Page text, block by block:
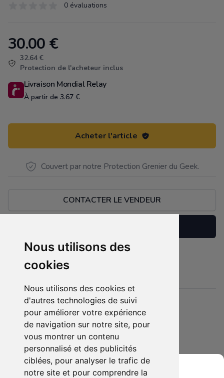
Nous utilisons des
cookies
Nous utilisons des cookies et
d'autres technologies de suivi
pour améliorer votre expérience
de navigation sur notre site, pour
vous montrer un contenu
personnalisé et des publicités
ciblées, pour analyser le trafic de
notre site et pour comprendre la
0 évaluations
Product information
30.00 €
32.64 €
Protection de l'acheteur inclus
Livraison Mondial Relay
À partir de 3.67 €
Acheter l'article
Couvert par notre Protection Grenier du Geek.
CONTACTER LE VENDEUR
Description
Neuf dans son emballage
Détails
Etat : 5 sur 5 étoiles
- Neuf emballé
Membres intéressés : 0 x
Mis en ligne le : 15/12/2024
Tags
kimetsu no
yaiba
demon
slayer
figurine